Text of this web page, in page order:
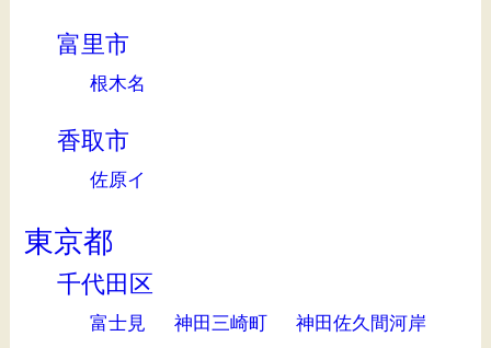
富里市
根木名
香取市
佐原イ
東京都
千代田区
富士見 神田三崎町
神田佐久間河岸